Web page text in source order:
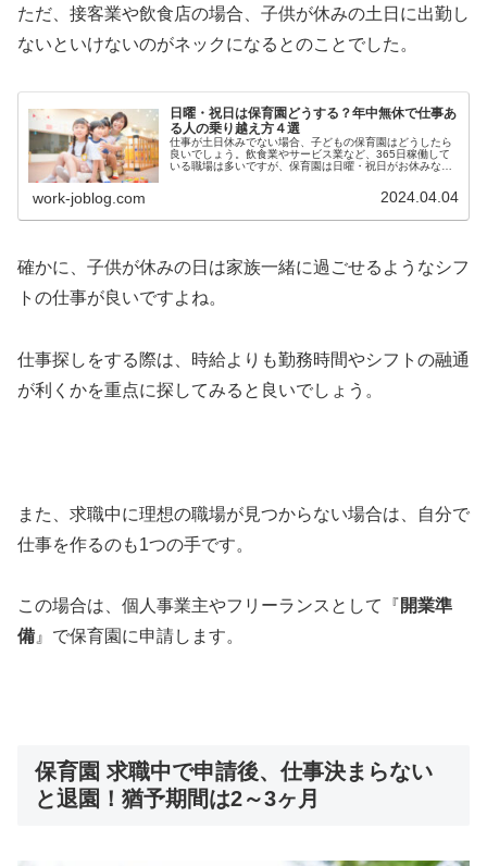
ただ、接客業や飲食店の場合、子供が休みの土日に出勤し
ないといけないのがネックになるとのことでした。
日曜・祝日は保育園どうする？年中無休で仕事あ
る人の乗り越え方４選
仕事が土日休みでない場合、子どもの保育園はどうしたら
良いでしょう。飲食業やサービス業など、365日稼働して
いる職場は多いですが、保育園は日曜・祝日がお休みなの
work-joblog.com 2024.04.04
確かに、子供が休みの日は家族一緒に過ごせるようなシフ
トの仕事が良いですよね。
仕事探しをする際は、時給よりも勤務時間やシフトの融通
が利くかを重点に探してみると良いでしょう。
また、求職中に理想の職場が見つからない場合は、自分で
仕事を作るのも1つの手です。
この場合は、個人事業主やフリーランスとして『開業準
備』で保育園に申請します。
保育園 求職中で申請後、仕事決まらない
と退園！猶予期間は2～3ヶ月